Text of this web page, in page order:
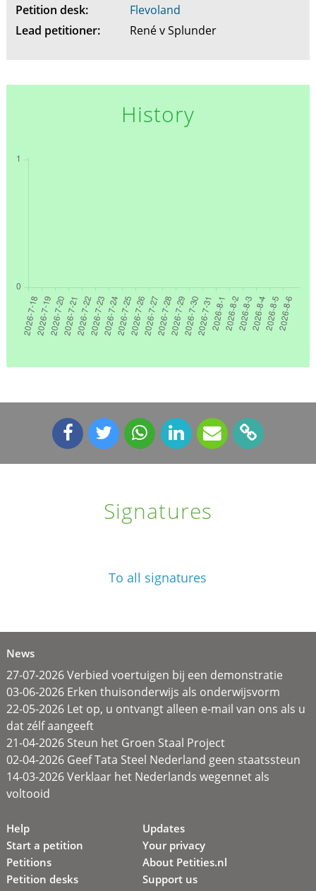
Petition desk:
Flevoland
Lead petitioner:
René v Splunder
History
Signatures
To all signatures
News
27-07-2026 Verbied voertuigen bij een demonstratie
03-06-2026 Erken thuisonderwijs als onderwijsvorm
22-05-2026 Let op, u ontvangt alleen e-mail van ons als u
dat zélf aangeeft
21-04-2026 Steun het Groen Staal Project
02-04-2026 Geef Tata Steel Nederland geen staatssteun
14-03-2026 Verklaar het Nederlands wegennet als
voltooid
Help
Start a petition
Petitions
Petition desks
Updates
Your privacy
About Petities.nl
Support us